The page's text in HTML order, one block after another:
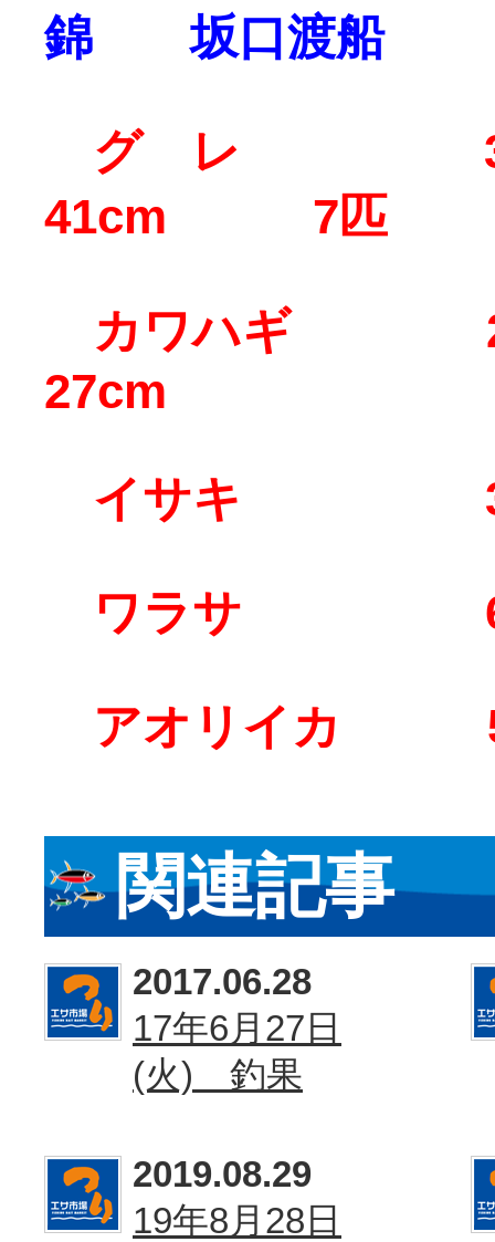
錦 坂口渡船
グ レ
41cm 7匹
カワハギ
27cm
イサキ
ワラサ
アオリイ
関連記事
2017.06.28
17年6月27日
(火) 釣果
2019.08.29
19年8月28日